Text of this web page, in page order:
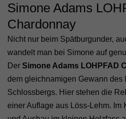
Simone Adams
Chardonnay
Nicht nur beim Spätburgunder,
wandelt man bei Simone auf
Der Simone Adams LOHPFAD
dem gleichnamigen Gewann des
Schlossbergs. Hier stehen die
einer Auflage aus Löss-Lehm. Im